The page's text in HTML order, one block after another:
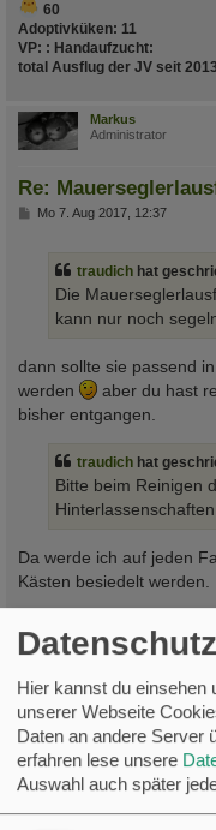
60
Adoptivküken: 11
VP: : Handaufzucht:
total Ausflug der JV seit 2013
Markus
Administrator
Re:
BMo 7. Aug 2017, 12:37
traudich hat
Die
kann nur noch
dann sollte sie passend
werden
aber du hast
bisher entgangen.
traudich hat
Bitte beim Reinigen
Da werde ich auf jeden
Kästen besiedelt werden.
Grüße
Markus
Saison 2026
Segler Nistplätze 7 von 14
Ankunft: 9 von 14
Bruten:
Hier kannst du einsehen
unserer Webseite
Daten an andere Server
erfahren lese unsere
Auswahl auch später